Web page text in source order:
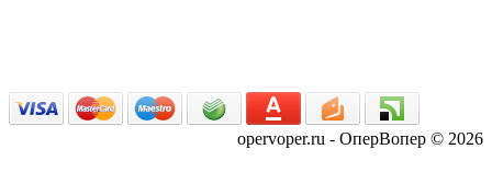
opervoper.ru - ОперВопер © 2026